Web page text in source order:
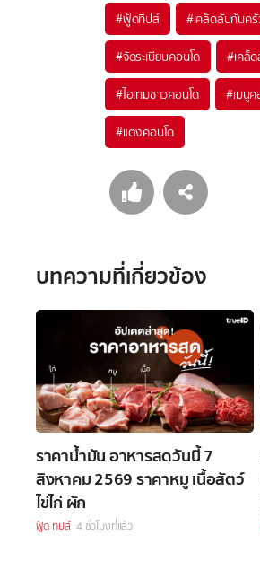
#ฟู้ดทิปส์ #เคล็ดลับก้นค
#จัดระเบียบคอนโด #เคล็
#ไอเทมชาวคอนโด #เมนู
#แต่งคอนโด
บทความที่เกี่ยวข้อง
ราคาน้ำมัน อาหารสดวันนี้ 7
สิงหาคม 2569 ราคาหมู เนื้อสัตว์
ไข่ไก่ ผัก
ฟู้ด ทิปส์ 4 ชั่วโมงที่แล้ว